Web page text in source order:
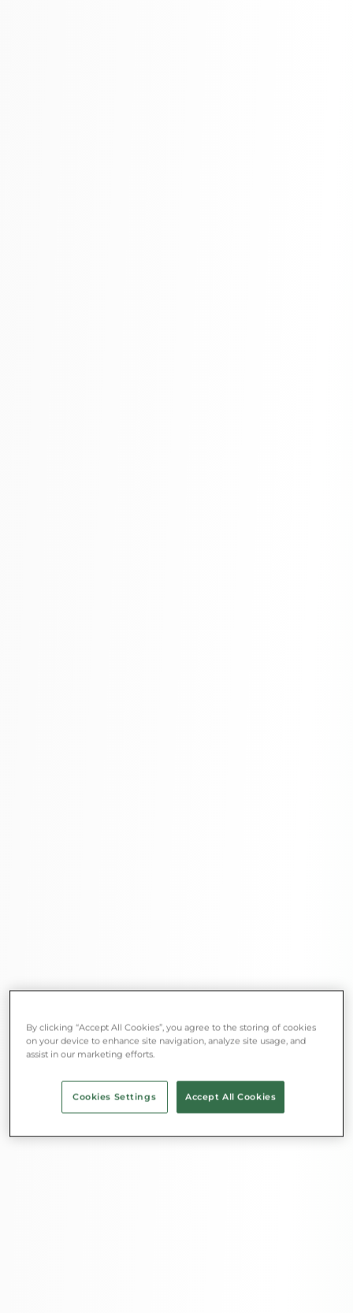
By clicking “Accept All Cookies”, you agree to the storing of cookies
on your device to enhance site navigation, analyze site usage, and
assist in our marketing efforts.
Cookies Settings Accept All Cookies